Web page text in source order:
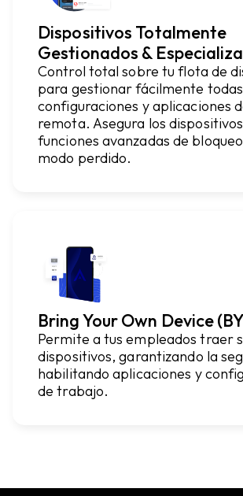
Dispositivos Totalmente
Gestionados &
Control total sobre tu flota de
para gestionar fácilmente
configuraciones y aplicaciones
remota. Asegura los
funciones avanzadas de
modo perdido.
Bring Your Own Device
Permite a tus empleados traer
dispositivos, garantizando la
habilitando aplicaciones y
de trabajo.